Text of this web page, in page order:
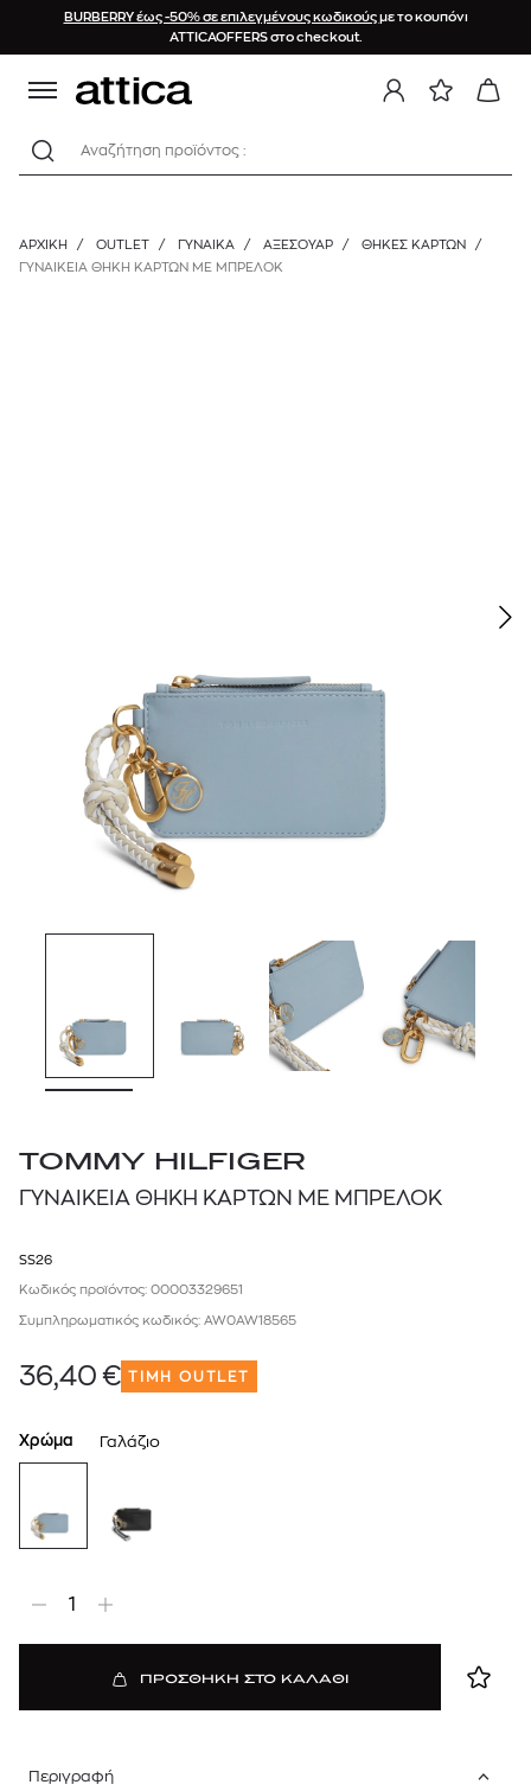
BURBERRY έως -50% σε επιλεγμένους κωδικούςμε το κουπόνι
ATTICAOFFERS στο checkout.
Αναζήτηση προϊόντος :
ΑΡΧΙΚΉ / OUTLET / ΓΥΝΑΙΚΑ / ΑΞΕΣΟΥΑΡ / ΘΉΚΕΣ ΚΑΡΤΏΝ
/
ΓΥΝΑΙΚΕΙΑ ΘΗΚΗ ΚΑΡΤΩΝ ΜΕ ΜΠΡΕΛΟΚ
TOMMY HILFIGER
ΓΥΝΑΙΚΕΙΑ ΘΗΚΗ ΚΑΡΤΩΝ ΜΕ ΜΠΡΕΛΟΚ
SS26
Κωδικός προϊόντος: 00003329651
Συμπληρωματικός κωδικός: AW0AW18565
36,40 € ΤΙΜΗ OUTLET
Χρώμα Γαλάζιο
1
ΠΡΟΣΘΗΚΗ ΣΤΟ ΚΑΛΑΘΙ
Περιγραφή